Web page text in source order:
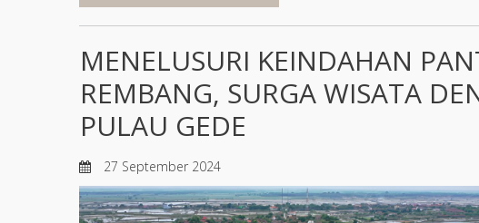
MENELUSURI KEINDAHAN
REMBANG, SURGA WISATA
PULAU GEDE
27 September 2024